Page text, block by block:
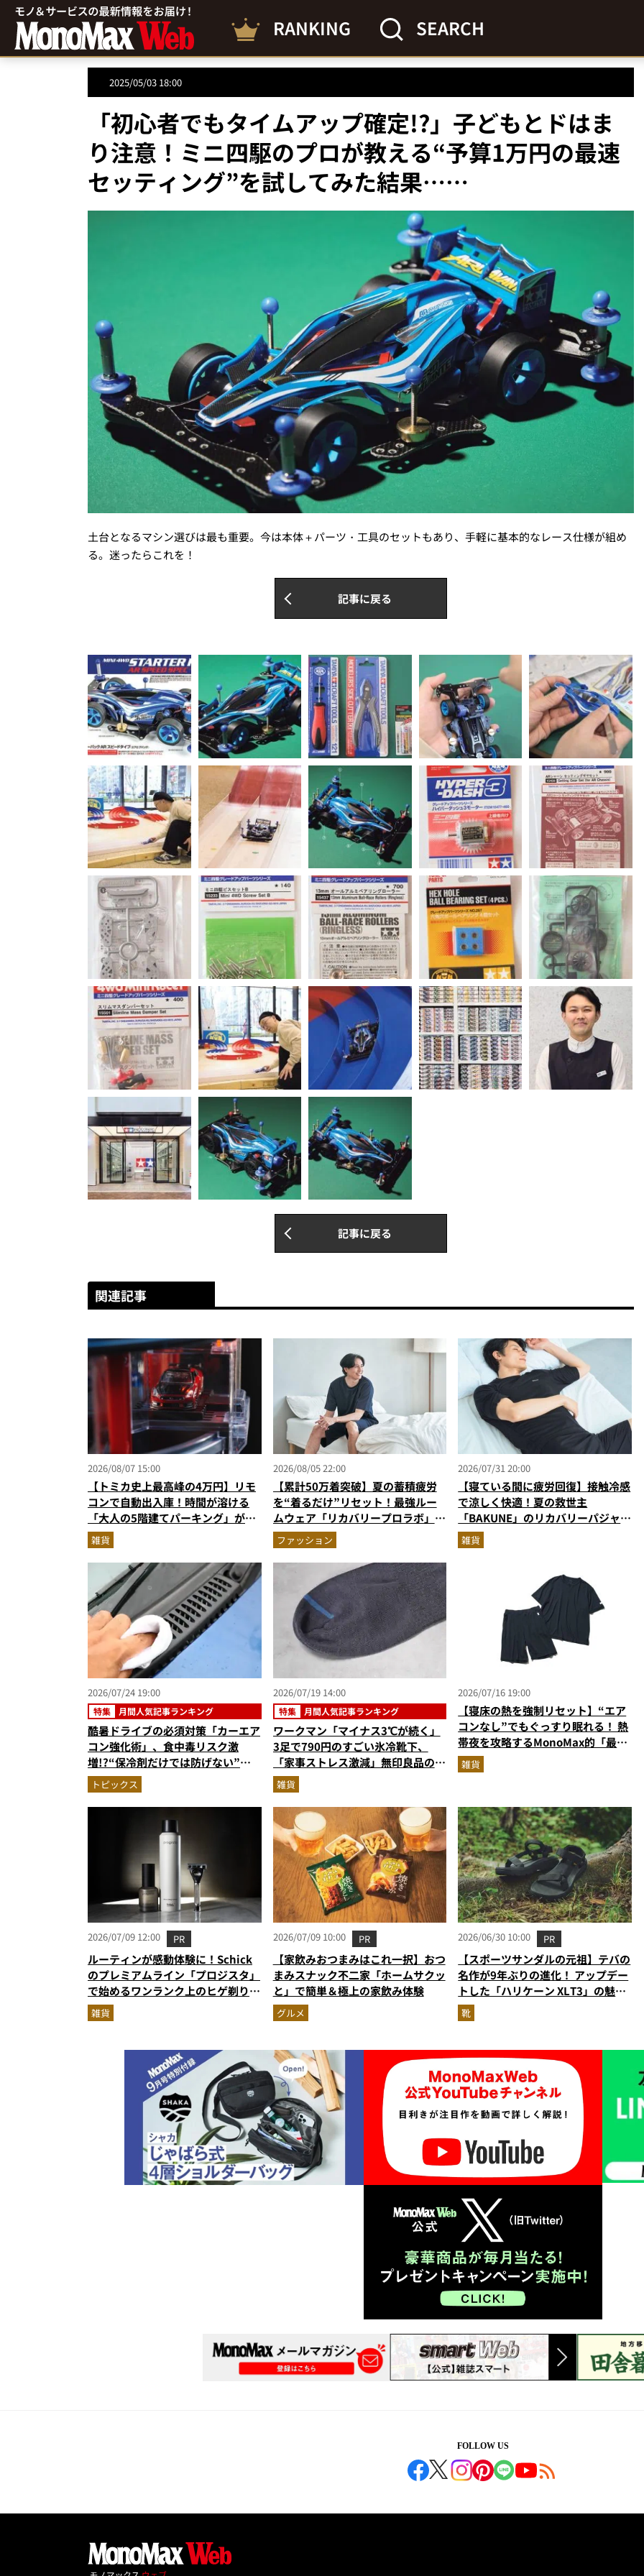
RANKING SEARCH
2025/05/03 18:00
「初心者でもタイムアップ確定!?」子どもとドはま
り注意！ミニ四駆のプロが教える“予算1万円の最速
セッティング”を試してみた結果……
土台となるマシン選びは最も重要。今は本体＋パーツ・工具のセットもあり、手軽に基本的なレース仕様が組め
る。迷ったらこれを！
記事に戻る
記事に戻る
関連記事
2026/08/07 15:00
【トミカ史上最高峰の4万円】リモ
コンで自動出入庫！時間が溶ける
「大人の5階建てパーキング」が凄
すぎる
雑貨
2026/08/05 22:00
【累計50万着突破】夏の蓄積疲労
を“着るだけ”リセット！最強ルー
ムウェア「リカバリープロラボ」に
新色登場
ファッション
2026/07/31 20:00
【寝ている間に疲労回復】接触冷感
で涼しく快適！夏の救世主
「BAKUNE」のリカバリーパジャマ
が優秀すぎる
雑貨
2026/07/24 19:00
特集 月間人気記事ランキング
酷暑ドライブの必須対策「カーエア
コン強化術」、食中毒リスク激
増!?“保冷剤だけでは防げない”夏
の危険行動…ほか【ライフハックの
人気記事ランキングベスト3】
（2026年6月版）
トピックス
2026/07/19 14:00
特集 月間人気記事ランキング
ワークマン「マイナス3℃が続く」
3足で790円のすごい氷冷靴下、
「家事ストレス激減」無印良品のレ
ンジで使える耐熱ガラス容器…ほか
【便利グッズの人気記事ランキング
ベスト3】（2026年6月版）
雑貨
2026/07/16 19:00
【寝床の熱を強制リセット】“エア
コンなし”でもぐっすり眠れる！ 熱
帯夜を攻略するMonoMax的「最強
快眠セット」はコレだ
雑貨
2026/07/09 12:00 PR
ルーティンが感動体験に！Schick
のプレミアムライン「プロジスタ」
で始めるワンランク上のヒゲ剃り習
慣
雑貨
2026/07/09 10:00 PR
【家飲みおつまみはこれ一択】おつ
まみスナック不二家「ホームサクッ
と」で簡単＆極上の家飲み体験
グルメ
2026/06/30 10:00 PR
【スポーツサンダルの元祖】テバの
名作が9年ぶりの進化！ アップデー
トした「ハリケーン XLT3」の魅力
を識者があらゆる角度から徹底解
説！
靴
FOLLOW US